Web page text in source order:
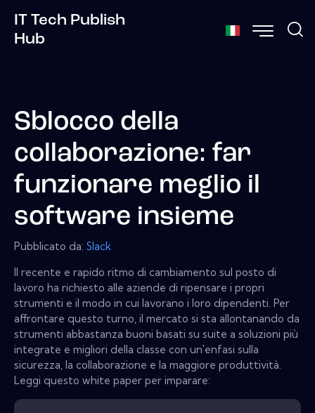
IT Tech Publish
Hub
Sblocco della
collaborazione: far
funzionare meglio il
software insieme
Pubblicato da: Slack
Il recente e rapido ritmo di cambiamento sul posto di
lavoro ha richiesto alle aziende di ripensare i propri
strumenti e il modo in cui lavorano i loro dipendenti. Per
affrontare questo turno, il mercato si sta allontanando da
strumenti abbastanza buoni basati su suite a soluzioni più
integrate e migliori della classe con un'enfasi sulla
sicurezza, la collaborazione e la maggiore produttività.
Leggi questo white paper per imparare: